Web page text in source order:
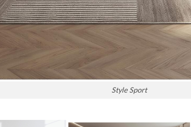
Style Sport